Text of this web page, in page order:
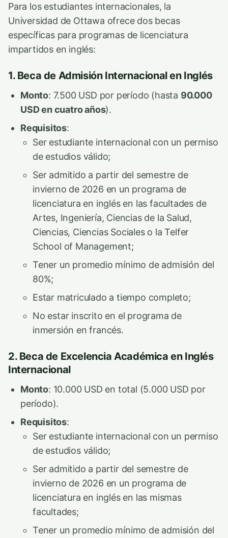
Para los estudiantes internacionales, la
Universidad de Ottawa ofrece dos becas
específicas para programas de licenciatura
impartidos en inglés:
1. Beca de Admisión Internacional en Inglés
Monto: 7.500 USD por período (hasta 90.000
USD en cuatro años).
Requisitos:
Ser estudiante internacional con un permiso
de estudios válido;
Ser admitido a partir del semestre de
invierno de 2026 en un programa de
licenciatura en inglés en las facultades de
Artes, Ingeniería, Ciencias de la Salud,
Ciencias, Ciencias Sociales o la Telfer
School of Management;
Tener un promedio mínimo de admisión del
80%;
Estar matriculado a tiempo completo;
No estar inscrito en el programa de
inmersión en francés.
2. Beca de Excelencia Académica en Inglés
Internacional
Monto: 10.000 USD en total (5.000 USD por
período).
Requisitos:
Ser estudiante internacional con un permiso
de estudios válido;
Ser admitido a partir del semestre de
invierno de 2026 en un programa de
licenciatura en inglés en las mismas
facultades;
Tener un promedio mínimo de admisión del